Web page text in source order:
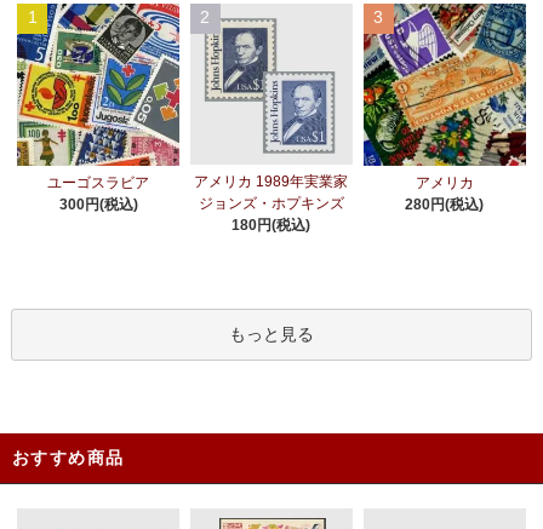
1
ユーゴスラビア
300円(税込)
2
アメリカ 1989年実業家
ジョンズ・ホプキンズ
180円(税込)
3
アメリカ
280円(税込)
もっと見る
おすすめ商品